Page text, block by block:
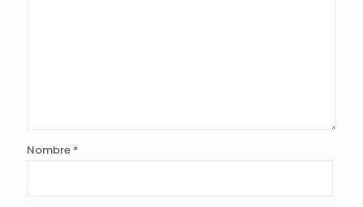
Nombre *